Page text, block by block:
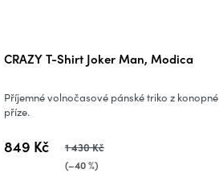
CRAZY T-Shirt Joker Man, Modica
849 Kč 1 430 Kč
(–40 %)
Příjemné volnočasové pánské triko z konopné
příze.